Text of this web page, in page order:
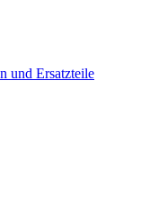
und Ersatzteile